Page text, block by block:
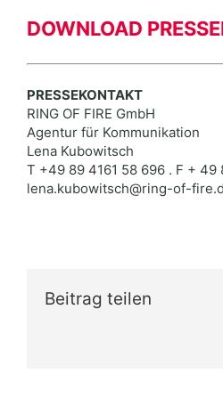
DOWNLOAD
PRESSEKONTAKT
RING OF FIRE GmbH
Agentur für Kommunikation
Lena Kubowitsch
T +49 89 4161 58 696 . F + 49
lena.kubowitsch@ring-of-
Beitrag teilen